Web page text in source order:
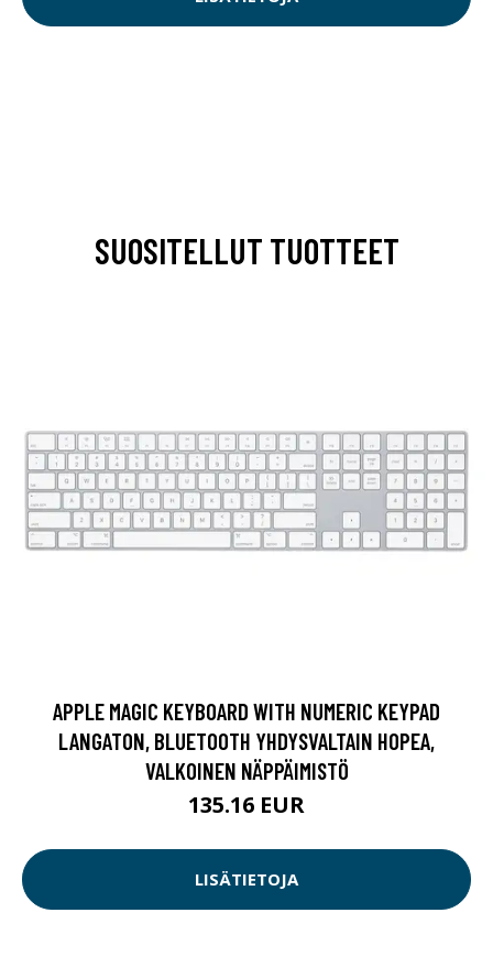
SUOSITELLUT TUOTTEET
APPLE MAGIC KEYBOARD WITH NUMERIC KEYPAD
LANGATON, BLUETOOTH YHDYSVALTAIN HOPEA,
VALKOINEN NÄPPÄIMISTÖ
135.16 EUR
LISÄTIETOJA